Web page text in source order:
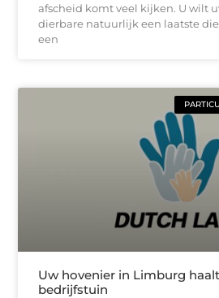
afscheid komt veel kijken. U wilt
dierbare natuurlijk een laatste
een
Uw hovenier in Limburg
bedrijfstuin